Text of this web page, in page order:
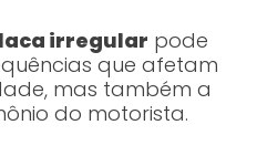
irregular pode
que afetam
mas também a
do motorista.